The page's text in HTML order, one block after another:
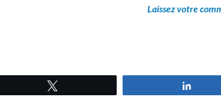
Laissez votre